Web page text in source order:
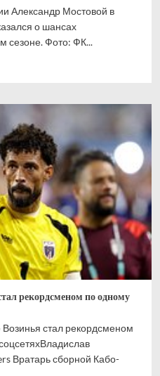
Александр Мостовой в
о шансах
сезоне. Фото: ФК...
рекордсменом по одному
стал рекордсменом
Вратарь сборной Кабо-